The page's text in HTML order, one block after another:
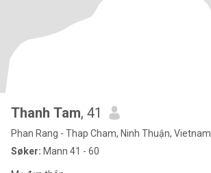
Thanh Tam, 41
Phan Rang - Thap Cham, Ninh Thuận, Vietnam
Søker: Mann 41 - 60